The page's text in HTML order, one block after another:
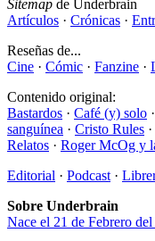
Sitemap de Underbrain
Artículos · Crónicas ·
Reseñas de...
Cine · Cómic · Fanzine ·
Contenido original:
Bastardos · Café (y) solo ·
sanguínea · Cristo Rules ·
Relatos · Roger McOg y
Editorial · Podcast ·
Sobre Underbrain
Nace el 21 de Febrero